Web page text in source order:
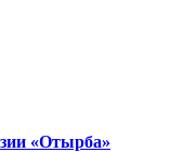
«Отырба»